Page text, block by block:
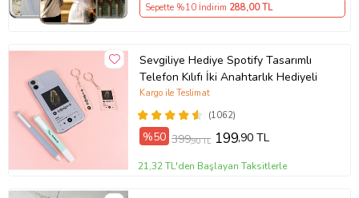
Sepette %10 İndirim 288,00 TL
Sevgiliye Hediye Spotify Tasarımlı
Telefon Kılıfı İki Anahtarlık Hediyeli
(1062)
Kargo ile Teslimat
%50 399,90 TL 199,90 TL
21,32 TL'den Başlayan Taksitlerle